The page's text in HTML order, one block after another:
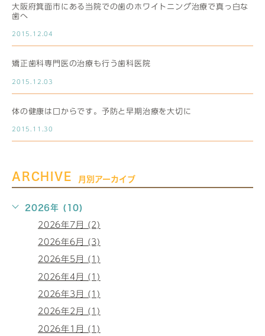
大阪府箕面市にある当院での歯のホワイトニング治療で真っ白な
歯へ
2015.12.04
矯正歯科専門医の治療も行う歯科医院
2015.12.03
体の健康は口からです。予防と早期治療を大切に
2015.11.30
ARCHIVE 月別アーカイブ
2026年 (10)
2026年7月 (2)
2026年6月 (3)
2026年5月 (1)
2026年4月 (1)
2026年3月 (1)
2026年2月 (1)
2026年1月 (1)